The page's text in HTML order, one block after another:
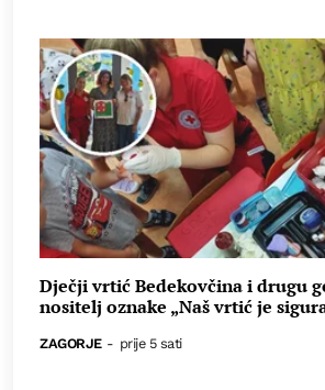
Dječji vrtić Bedekovčina i drugu
nositelj oznake „Naš vrtić je
ZAGORJE - prije 5 sati